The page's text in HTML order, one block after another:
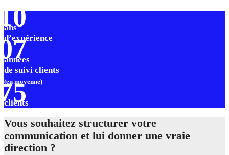
ans
d’expérience
7
années
de suivi clients
(en moyenne)
clients
Vous souhaitez structurer votre
communication et lui donner une vraie
direction ?